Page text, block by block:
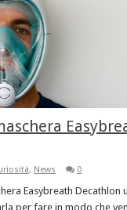
, News 0
Easybreath Decathlon
per fare in modo che